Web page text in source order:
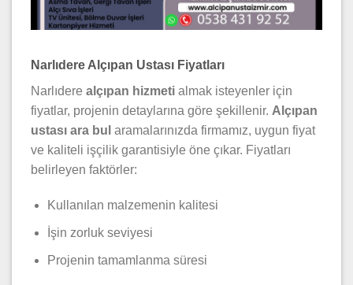
Narlıdere Alçıpan Ustası Fiyatları
Narlıdere alçıpan hizmeti almak isteyenler için
fiyatlar, projenin detaylarına göre şekillenir. Alçıpan
ustası ara bul aramalarınızda firmamız, uygun fiyat
ve kaliteli işçilik garantisiyle öne çıkar. Fiyatları
belirleyen faktörler:
Kullanılan malzemenin kalitesi
İşin zorluk seviyesi
Projenin tamamlanma süresi